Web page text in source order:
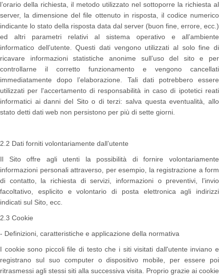
l’orario della richiesta, il metodo utilizzato nel sottoporre la richiesta al
server, la dimensione del file ottenuto in risposta, il codice numerico
indicante lo stato della risposta data dal server (buon fine, errore, ecc.)
ed altri parametri relativi al sistema operativo e all’ambiente
informatico dell’utente. Questi dati vengono utilizzati al solo fine di
ricavare informazioni statistiche anonime sull’uso del sito e per
controllarne il corretto funzionamento e vengono cancellati
immediatamente dopo l’elaborazione. Tali dati potrebbero essere
utilizzati per l'accertamento di responsabilità in caso di ipotetici reati
informatici ai danni del Sito o di terzi: salva questa eventualità, allo
stato detti dati web non persistono per più di sette giorni.
2.2 Dati forniti volontariamente dall’utente
Il Sito offre agli utenti la possibilità di fornire volontariamente
informazioni personali attraverso, per esempio, la registrazione a form
di contatto, la richiesta di servizi, informazioni o preventivi, l’invio
facoltativo, esplicito e volontario di posta elettronica agli indirizzi
indicati sul Sito, ecc.
2.3 Cookie
- Definizioni, caratteristiche e applicazione della normativa
I cookie sono piccoli file di testo che i siti visitati dall'utente inviano e
registrano sul suo computer o dispositivo mobile, per essere poi
ritrasmessi agli stessi siti alla successiva visita. Proprio grazie ai cookie